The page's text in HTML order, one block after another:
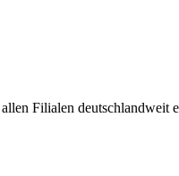
Filialen deutschlandweit